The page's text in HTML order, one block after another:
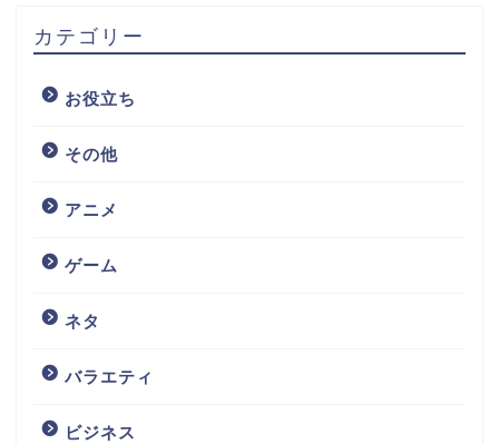
カテゴリー
お役立ち
その他
アニメ
ゲーム
ネタ
バラエティ
ビジネス